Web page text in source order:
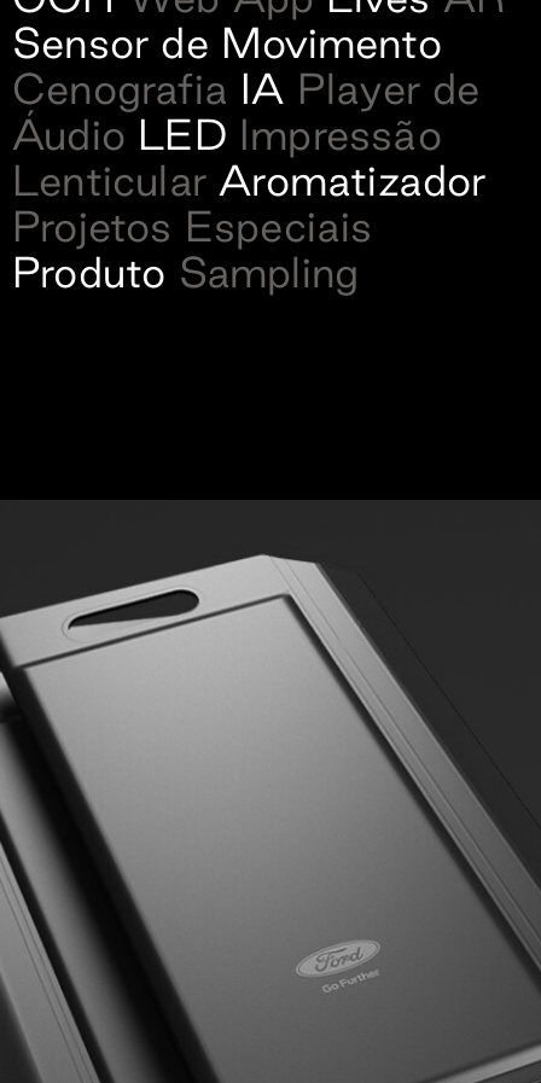
Sensor de Movimento
Cenografia IA Player de
Áudio LED Impressão
Lenticular Aromatizador
Projetos Especiais
Produto Sampling